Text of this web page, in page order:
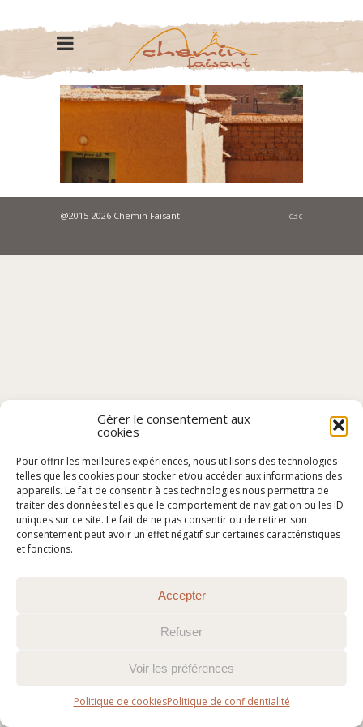
Gérer le consentement aux
cookies
Pour offrir les meilleures expériences, nous utilisons des technologies
telles que les cookies pour stocker et/ou accéder aux informations des
appareils. Le fait de consentir à ces technologies nous permettra de
traiter des données telles que le comportement de navigation ou les ID
uniques sur ce site. Le fait de ne pas consentir ou de retirer son
consentement peut avoir un effet négatif sur certaines caractéristiques
et fonctions.
Accepter
Refuser
Voir les préférences
Politique de cookiesPolitique de confidentialité
@2015-2026 Chemin Faisant c3c